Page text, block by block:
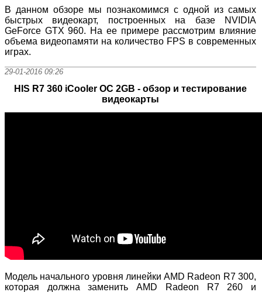
В данном обзоре мы познакомимся с одной из самых
быстрых видеокарт, построенных на базе NVIDIA
GeForce GTX 960. На ее примере рассмотрим влияние
объема видеопамяти на количество FPS в современных
играх.
29-01-2016 09:26
HIS R7 360 iCooler OC 2GB - обзор и тестирование
видеокарты
Модель начального уровня линейки AMD Radeon R7 300,
которая должна заменить AMD Radeon R7 260 и